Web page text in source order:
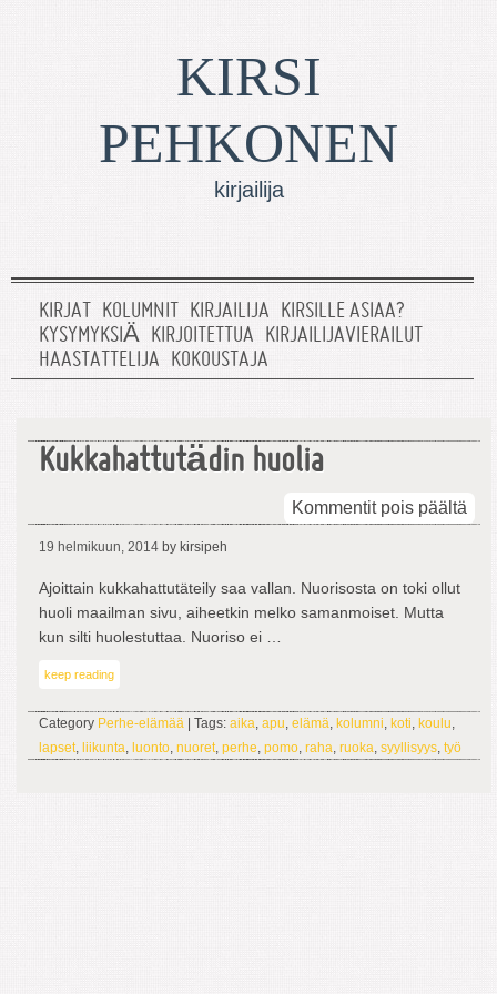
KIRSI
PEHKONEN
kirjailija
KIRJAT KOLUMNIT KIRJAILIJA KIRSILLE ASIAA?
KYSYMYKSIÄ KIRJOITETTUA KIRJAILIJAVIERAILUT
HAASTATTELIJA KOKOUSTAJA
Kukkahattutädin huolia
Kommentit pois päältä
19 helmikuun, 2014 by kirsipeh
Ajoittain kukkahattutäteily saa vallan. Nuorisosta on toki ollut
huoli maailman sivu, aiheetkin melko samanmoiset. Mutta
kun silti huolestuttaa. Nuoriso ei …
keep reading
Category Perhe-elämää | Tags: aika, apu, elämä, kolumni, koti, koulu,
lapset, liikunta, luonto, nuoret, perhe, pomo, raha, ruoka, syyllisyys, työ